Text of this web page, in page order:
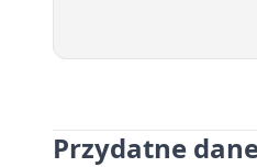
Przydatne